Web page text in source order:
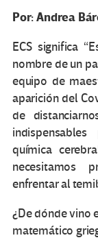
Por: Andrea
ECS significa
nombre de un
equipo de
aparición del
de
química
necesitamos
enfrentar al
¿De dónde vino
matemático